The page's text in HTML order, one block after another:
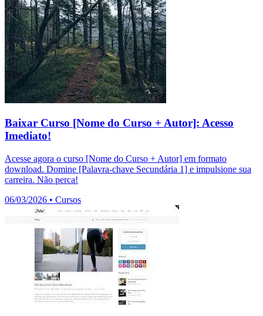
Baixar Curso [Nome do Curso + Autor]: Acesso
Imediato!
Acesse agora o curso [Nome do Curso + Autor] em formato
download. Domine [Palavra-chave Secundária 1] e impulsione sua
carreira. Não perca!
06/03/2026 • Cursos